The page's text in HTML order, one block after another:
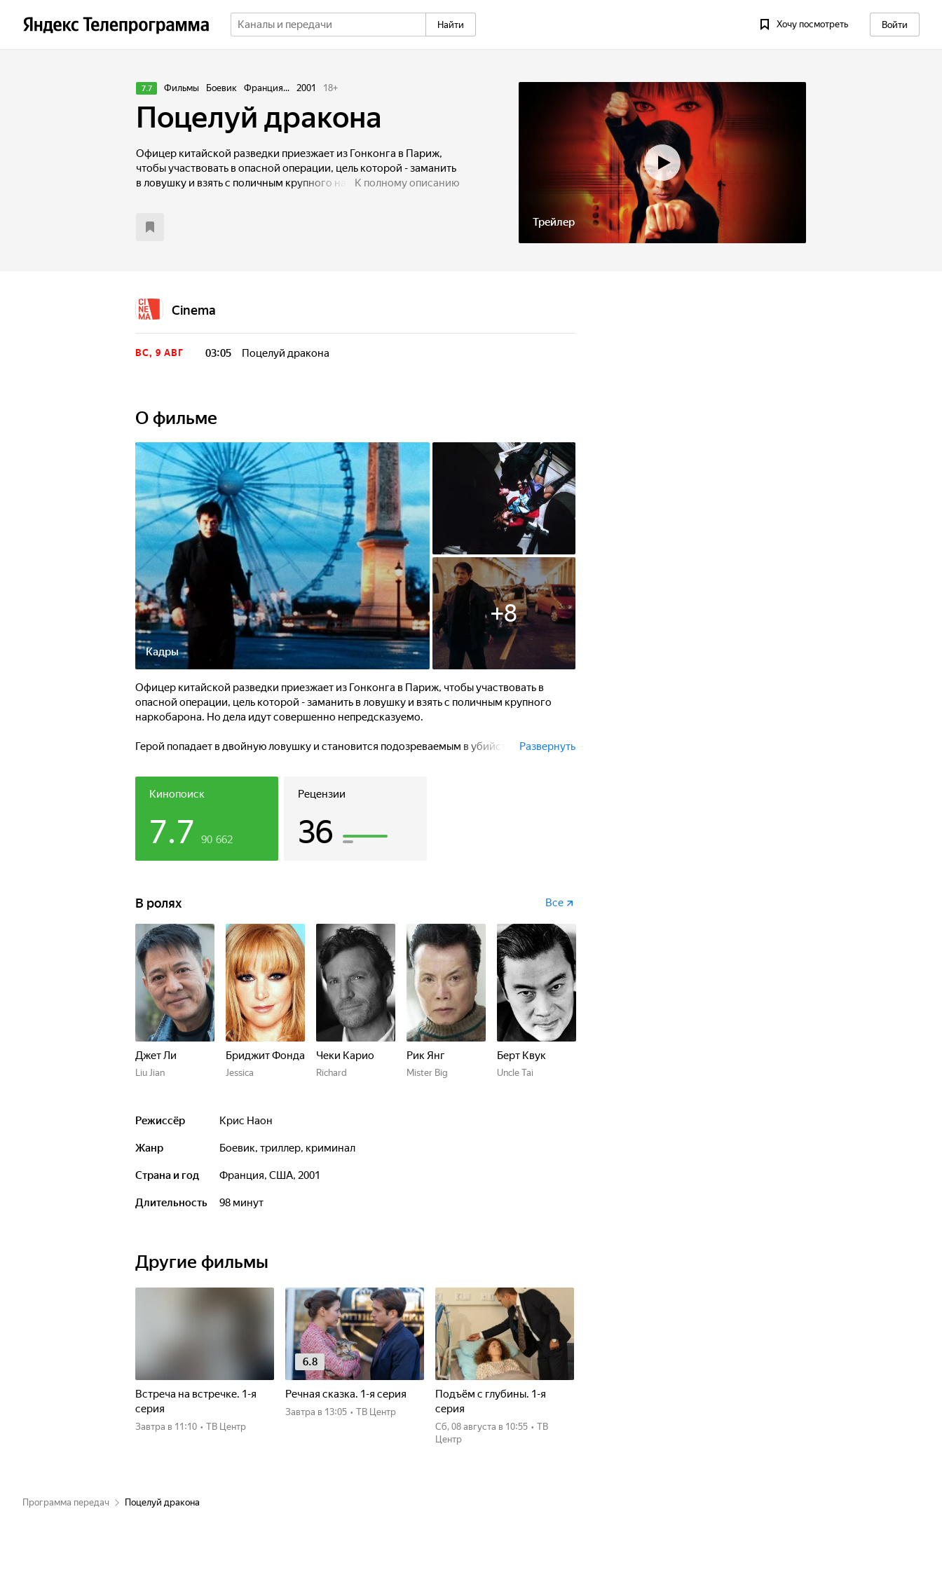
Найти Хочу посмотреть Войти
Трейлер
7.7 Фильмы Боевик Франция... 2001 18+
Поцелуй дракона
Офицер китайской разведки приезжает из Гонконга в Париж,
чтобы участвовать в опасной операции, цель которой - заманить
в ловушку и взять с поличным крупного наркобарона. Но дела
неопровержимыми уликами против него. Его жизнь теперь
К полному описанию
Cinema
ВС, 9 АВГ 03:05 Поцелуй дракона
О фильме
Кадры
+8
Офицер китайской разведки приезжает из Гонконга в Париж, чтобы участвовать в
опасной операции, цель которой - заманить в ловушку и взять с поличным крупного
наркобарона. Но дела идут совершенно непредсказуемо.
Герой попадает в двойную ловушку и становится подозреваемым в убийстве c
он уйти от преследования и доказать свою невиновность.
Развернуть
Кинопоиск
7.7 90 662
Рецензии
36
В ролях Все
Джет Ли
Liu Jian
Бриджит Фонда
Jessica
Чеки Карио
Richard
Рик Янг
Mister Big
Берт Квук
Uncle Tai
Режиссёр Крис Наон
Жанр боевик, триллер, криминал
Страна и год Франция, США, 2001
Длительность 98 минут
Другие фильмы
Встреча на встречке. 1-я
серия
Завтра в 11:10 • ТВ Центр
6.8
Речная сказка. 1-я серия
Завтра в 13:05 • ТВ Центр
Подъём с глубины. 1-я
серия
сб, 08 августа в 10:55 • ТВ
Центр
Программа передач Поцелуй дракона